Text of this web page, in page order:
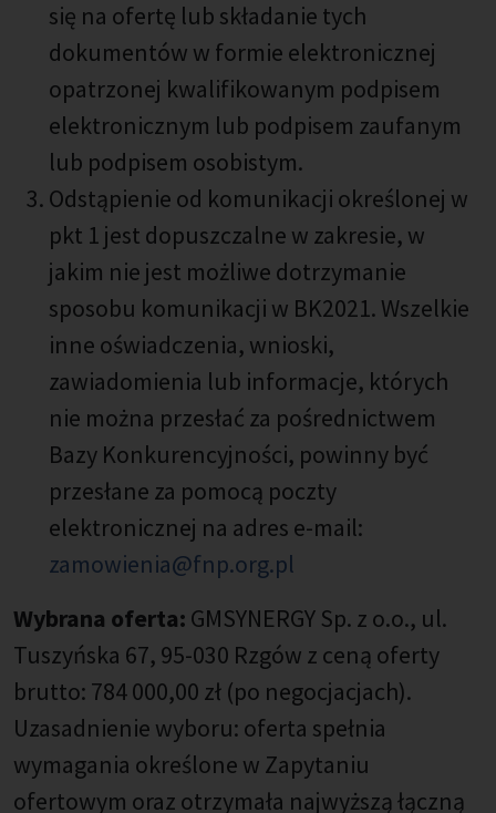
się na ofertę lub składanie tych
dokumentów w formie elektronicznej
opatrzonej kwalifikowanym podpisem
elektronicznym lub podpisem zaufanym
lub podpisem osobistym.
Odstąpienie od komunikacji określonej w
pkt 1 jest dopuszczalne w zakresie, w
jakim nie jest możliwe dotrzymanie
sposobu komunikacji w BK2021. Wszelkie
inne oświadczenia, wnioski,
zawiadomienia lub informacje, których
nie można przesłać za pośrednictwem
Bazy Konkurencyjności, powinny być
przesłane za pomocą poczty
elektronicznej na adres e-mail:
zamowienia@fnp.org.pl
Wybrana oferta: GMSYNERGY Sp. z o.o., ul.
Tuszyńska 67, 95-030 Rzgów z ceną oferty
brutto: 784 000,00 zł (po negocjacjach).
Uzasadnienie wyboru: oferta spełnia
wymagania określone w Zapytaniu
ofertowym oraz otrzymała najwyższą łączną